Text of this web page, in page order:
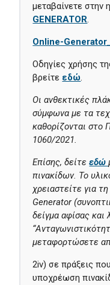
μεταβαίνετε στην
GENERATOR.
Οnline-
Οδηγίες χρήσης
βρείτε εδώ.
Οι ανθεκτικές
σύμφωνα με τα
καθορίζονται στο
1060/2021.
Επίσης, δείτεεδώ
πινακίδων. Το
χρειαστείτε για
Generator
δείγμα αφίσας
μεταφορτώσετε
2iv) σε πράξεις που
υποχρέωση